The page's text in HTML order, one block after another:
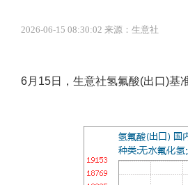
2026-06-15 08:30:02 来源：生意社
6月15日，生意社氢氟酸(出口)基